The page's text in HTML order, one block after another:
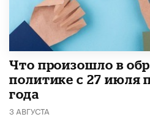
​Что произошло в
политике с 27 июля
года
3 АВГУСТА